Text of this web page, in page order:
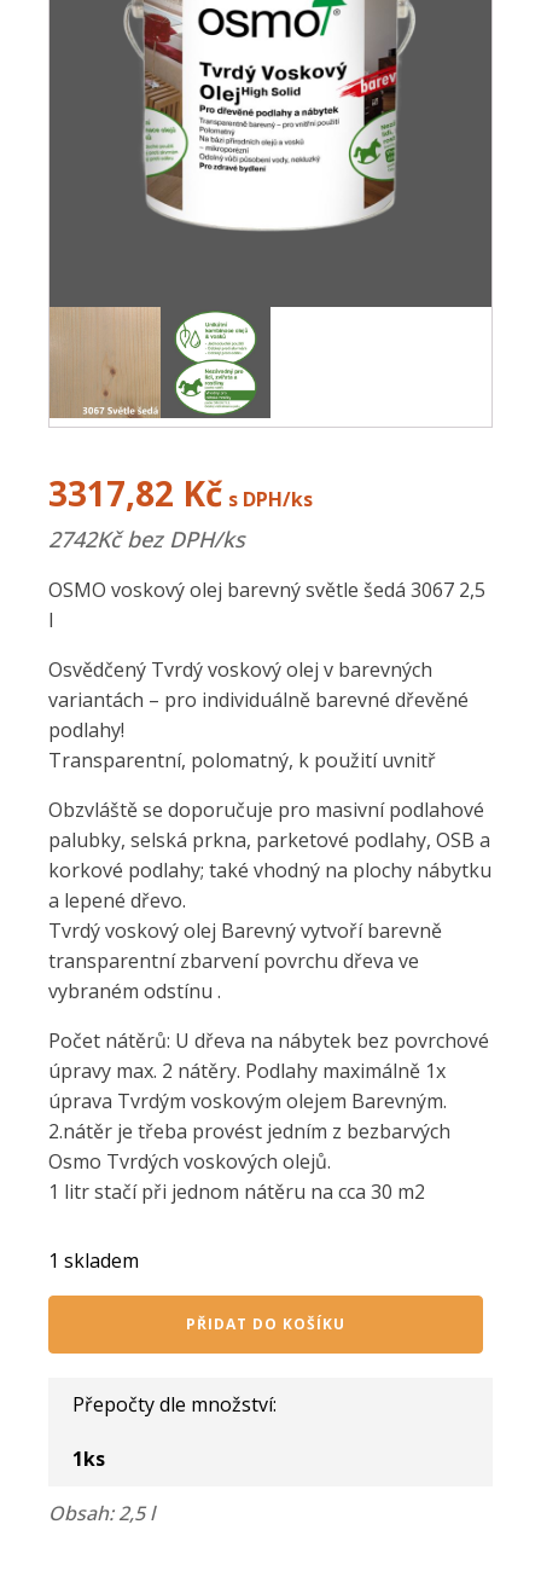
3317,82 Kč s DPH/ks
2742Kč bez DPH/ks
OSMO voskový olej barevný světle šedá 3067 2,5
l
Osvědčený Tvrdý voskový olej v barevných
variantách – pro individuálně barevné dřevěné
podlahy!
Transparentní, polomatný, k použití uvnitř
Obzvláště se doporučuje pro masivní podlahové
palubky, selská prkna, parketové podlahy, OSB a
korkové podlahy; také vhodný na plochy nábytku
a lepené dřevo.
Tvrdý voskový olej Barevný vytvoří barevně
transparentní zbarvení povrchu dřeva ve
vybraném odstínu .
Počet nátěrů: U dřeva na nábytek bez povrchové
úpravy max. 2 nátěry. Podlahy maximálně 1x
úprava Tvrdým voskovým olejem Barevným.
2.nátěr je třeba provést jedním z bezbarvých
Osmo Tvrdých voskových olejů.
1 litr stačí při jednom nátěru na cca 30 m2
1 skladem
světle
3067
množství
PŘIDAT DO KOŠÍKU
Přepočty dle množství:
1ks
Obsah: 2,5 l